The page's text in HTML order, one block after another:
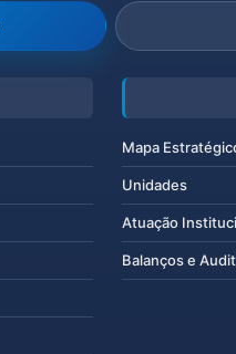
Mapa
Unidades
Atuação
Balanços e